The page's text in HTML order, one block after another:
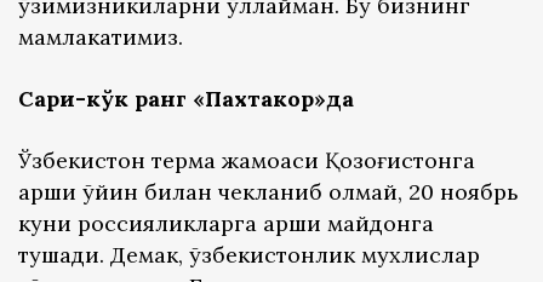
мамлакатимиз.
Сариқ-кўк ранг «Пахтакор»да
Ўзбекистон терма жамоаси Қозоғистонга
қарши ўйин билан чекланиб қолмай, 20 ноябрь
куни россияликларга қарши майдонга
тушади. Демак, ўзбекистонлик мухлислар